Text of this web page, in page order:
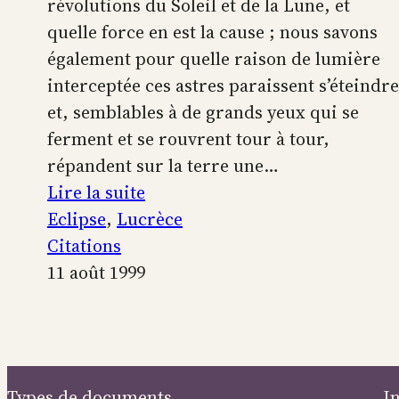
révolutions du Soleil et de la Lune, et
quelle force en est la cause ; nous savons
également pour quelle raison de lumière
interceptée ces astres paraissent s’éteindre
et, semblables à de grands yeux qui se
ferment et se rouvrent tour à tour,
répandent sur la terre une…
Lire la suite
Nuit
Eclipse, Lucrèce
Citations
11 août 1999